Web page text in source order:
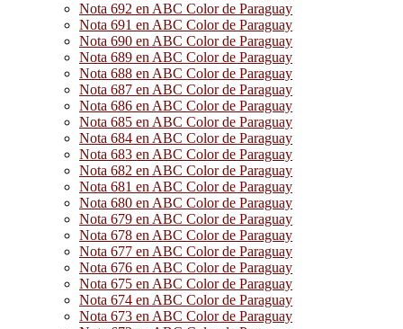
Nota 692 en ABC Color de Paraguay
Nota 691 en ABC Color de Paraguay
Nota 690 en ABC Color de Paraguay
Nota 689 en ABC Color de Paraguay
Nota 688 en ABC Color de Paraguay
Nota 687 en ABC Color de Paraguay
Nota 686 en ABC Color de Paraguay
Nota 685 en ABC Color de Paraguay
Nota 684 en ABC Color de Paraguay
Nota 683 en ABC Color de Paraguay
Nota 682 en ABC Color de Paraguay
Nota 681 en ABC Color de Paraguay
Nota 680 en ABC Color de Paraguay
Nota 679 en ABC Color de Paraguay
Nota 678 en ABC Color de Paraguay
Nota 677 en ABC Color de Paraguay
Nota 676 en ABC Color de Paraguay
Nota 675 en ABC Color de Paraguay
Nota 674 en ABC Color de Paraguay
Nota 673 en ABC Color de Paraguay